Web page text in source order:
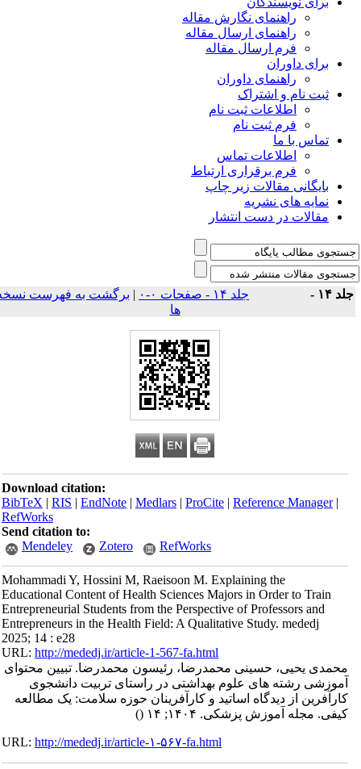
راهنمای نگارش مقاله
راهنمای ارسال مقاله
فرم ارسال مقاله
برای داوران
راهنمای داوران
ثبت نام و اشتراک
اطلاعات ثبت نام
فرم ثبت نام
تماس با ما
اطلاعات تماس
فرم برقراری ارتباط
بایگانی مقالات زیر چاپ
نمایه های نشریه
مقالات در دست انتشار
۱۴ - جلد ۱۴ - صفحات ۰-۰ | برگشت به فهرست نسخه
ها
Download citation:
BibTeX|RIS|EndNote|Medlars|ProCite|Reference Manager
RefWorks
Send citation to:
Mendeley
Zotero RefWorks
Mohammadi Y, Hossini M, Raeisoon M. Explaining the
Educational Content of Health Sciences Majors in Order to Train
Entrepreneurial Students from the Perspective of Professors and
Entrepreneurs in the Health Field: A Qualitative Study. mededj
2025; 14 : e28
URL:http://mededj.ir/article-1-567-fa.html
محمدی یحیی، حسینی محمدرضا، رئیسون محمدرضا. تبیین محتوای
آموزشی رشته های علوم بهداشتی در راستای تربیت دانشجوی
کارآفرین از دیدگاه اساتید و کارآفرینان حوزه سلامت: یک مطالعه
کیفی. مجله آموزش پزشکی. ۱۴۰۴; ۱۴
()
URL:http://mededj.ir/article-۱-۵۶۷-fa.html